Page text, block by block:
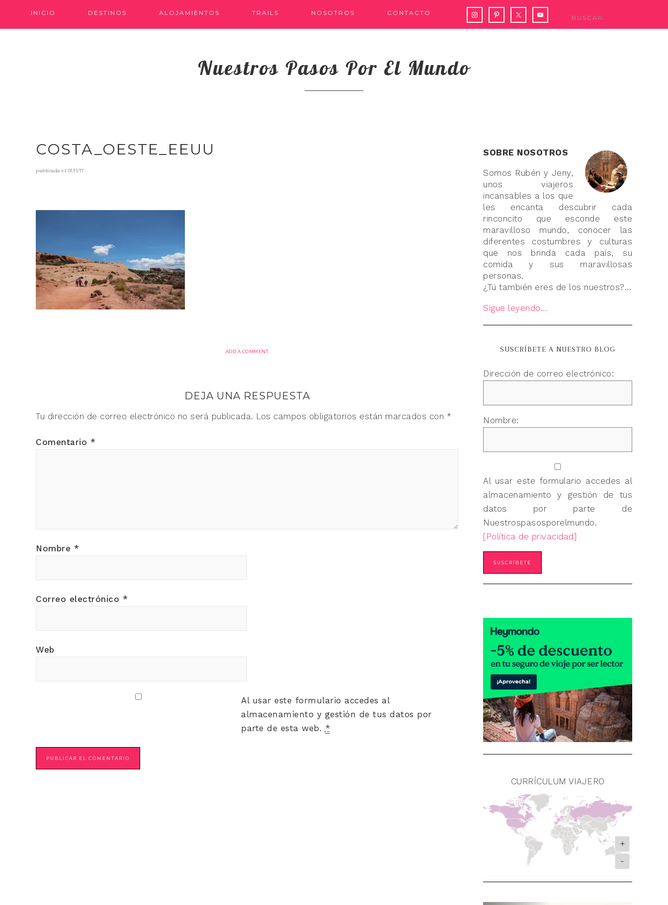
INICIO DESTINOS ALOJAMIENTOS TRAILS NOSOTROS CONTACTO
Nuestros Pasos Por El Mundo
COSTA_OESTE_EEUU
publicada el 01/11/17
ADD A COMMENT
DEJA UNA RESPUESTA
Tu dirección de correo electrónico no será publicada. Los campos obligatorios están marcados con *
Comentario *
Nombre *
Correo electrónico *
Web
Al usar este formulario accedes al
almacenamiento y gestión de tus datos por
parte de esta web. *
SOBRE NOSOTROS
Somos Rubén y Jeny,
unos viajeros
incansables a los que
les encanta descubrir cada
rinconcito que esconde este
maravilloso mundo, conocer las
diferentes costumbres y culturas
que nos brinda cada país, su
comida y sus maravillosas
personas.
¿Tú también eres de los nuestros?...
Sigue leyendo...
SUSCRÍBETE A NUESTRO BLOG
Dirección de correo electrónico:
Nombre:
Al usar este formulario accedes al
almacenamiento y gestión de tus
datos por parte de
Nuestrospasosporelmundo.
[Política de privacidad]
CURRÍCULUM VIAJERO
+
-